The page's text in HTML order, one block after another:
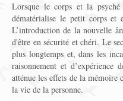
Lorsque le corps et la
dématérialise le petit corps et
L’introduction de la nouvelle
d'être en sécurité et chéri. Le
plus longtemps et, dans les
raisonnement et
atténue les effets de la mémoire
la vie de la personne.